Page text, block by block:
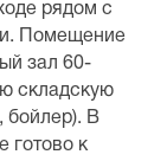
рядом с
Помещение
зал 60-
складскую
бойлер). В
готово к